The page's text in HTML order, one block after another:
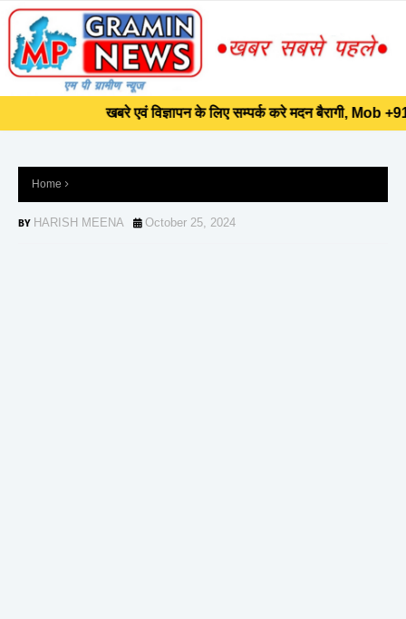
खबरे एवं विज्ञापन के लिए सम्पर्क करे मदन बैरागी, Mob +91
]]>
खबरे एवं विज्ञापन के लिए सम्पर्क करे मदन बैरागी, Mob +91
Home
HARISH MEENA October 25, 2024